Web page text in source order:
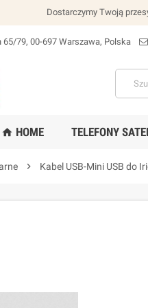
Dostarczymy Twoją
79, 00-697 Warszawa, Polska
home HOME TELEFONY
chevron_right Kabel USB-Mini USB do